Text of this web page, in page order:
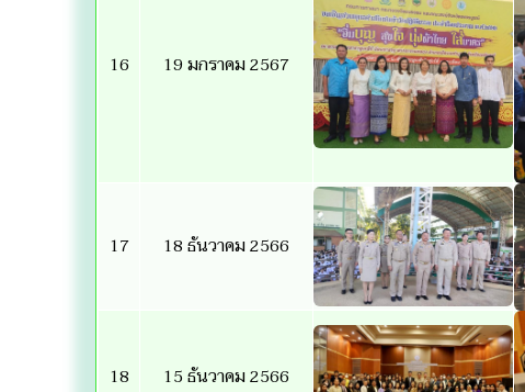
16 19 มกราคม 2567
17 18 ธันวาคม 2566
18 15 ธันวาคม 2566